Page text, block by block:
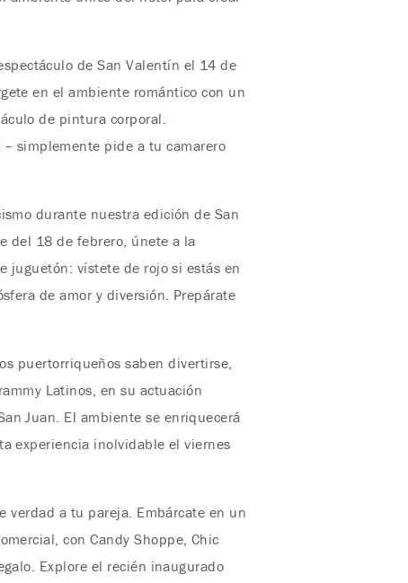
de San Valentín el 14 de
en el ambiente romántico con un
de pintura corporal.
simplemente pide a tu camarero
durante nuestra edición de San
del 18 de febrero, únete a la
juguetón: vístete de rojo si estás en
de amor y diversión. Prepárate
puertorriqueños saben divertirse,
Latinos, en su actuación
Juan. El ambiente se enriquecerá
experiencia inolvidable el viernes
verdad a tu pareja. Embárcate en un
con Candy Shoppe, Chic
Explore el recién inaugurado